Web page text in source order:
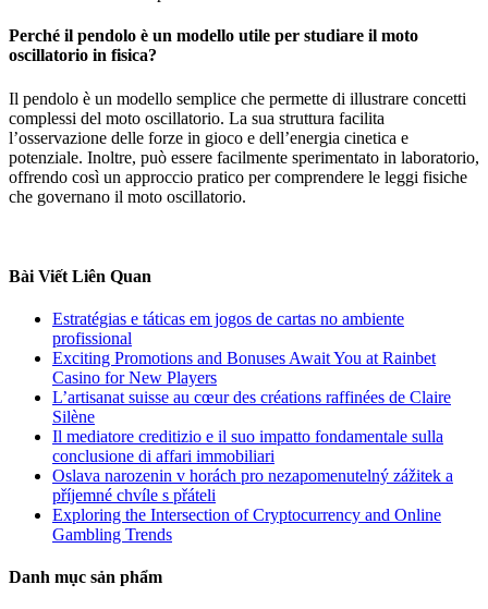
Perché il pendolo è un modello utile per studiare il moto
oscillatorio in fisica?
Il pendolo è un modello semplice che permette di illustrare concetti
complessi del moto oscillatorio. La sua struttura facilita
l’osservazione delle forze in gioco e dell’energia cinetica e
potenziale. Inoltre, può essere facilmente sperimentato in laboratorio,
offrendo così un approccio pratico per comprendere le leggi fisiche
che governano il moto oscillatorio.
Bài Viết Liên Quan
Estratégias e táticas em jogos de cartas no ambiente
profissional
Exciting Promotions and Bonuses Await You at Rainbet
Casino for New Players
L’artisanat suisse au cœur des créations raffinées de Claire
Silène
Il mediatore creditizio e il suo impatto fondamentale sulla
conclusione di affari immobiliari
Oslava narozenin v horách pro nezapomenutelný zážitek a
příjemné chvíle s přáteli
Exploring the Intersection of Cryptocurrency and Online
Gambling Trends
Danh mục sản phẩm